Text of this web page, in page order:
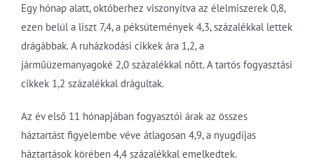
Egy hónap alatt, októberhez viszonyítva az élelmiszerek 0,8,
ezen belül a liszt 7,4, a péksütemények 4,3, százalékkal lettek
drágábbak. A ruházkodási cikkek ára 1,2, a
járműüzemanyagoké 2,0 százalékkal nőtt. A tartós fogyasztási
cikkek 1,2 százalékkal drágultak.
Az év első 11 hónapjában fogyasztói árak az összes
háztartást figyelembe véve átlagosan 4,9, a nyugdíjas
háztartások körében 4,4 százalékkal emelkedtek.